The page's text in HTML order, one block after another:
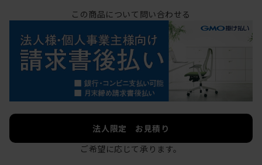
この商品について問い合わせる
法人限定 お見積り
ご希望に応じて承ります。